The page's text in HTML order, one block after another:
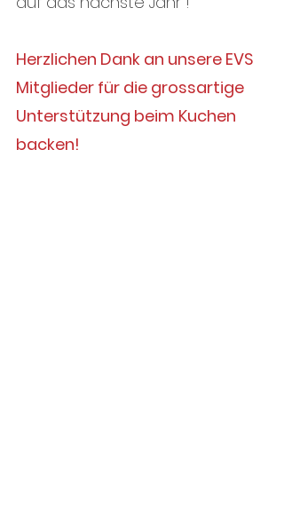
Herzlichen Dank an unsere EVS
Mitglieder für die grossartige
Unterstützung beim Kuchen
backen!